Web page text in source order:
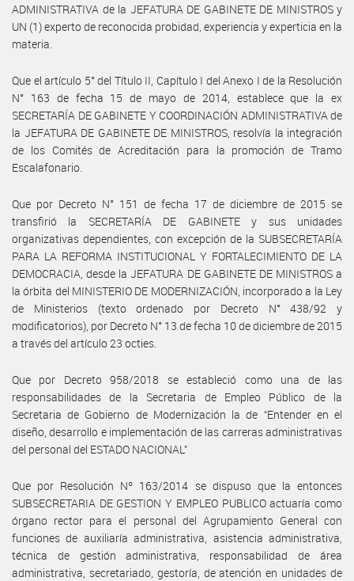
ADMINISTRATIVA de la JEFATURA DE GABINETE DE MINISTROS y
UN (1) experto de reconocida probidad, experiencia y experticia en la
materia.
Que el artículo 5° del Título II, Capítulo I del Anexo I de la Resolución
N° 163 de fecha 15 de mayo de 2014, establece que la ex
SECRETARÍA DE GABINETE Y COORDINACIÓN ADMINISTRATIVA de
la JEFATURA DE GABINETE DE MINISTROS, resolvía la integración
de los Comités de Acreditación para la promoción de Tramo
Escalafonario.
Que por Decreto N° 151 de fecha 17 de diciembre de 2015 se
transfirió la SECRETARÍA DE GABINETE y sus unidades
organizativas dependientes, con excepción de la SUBSECRETARÍA
PARA LA REFORMA INSTITUCIONAL Y FORTALECIMIENTO DE LA
DEMOCRACIA, desde la JEFATURA DE GABINETE DE MINISTROS a
la órbita del MINISTERIO DE MODERNIZACIÓN, incorporado a la Ley
de Ministerios (texto ordenado por Decreto N° 438/92 y
modificatorios), por Decreto N° 13 de fecha 10 de diciembre de 2015
a través del artículo 23 octies.
Que por Decreto 958/2018 se estableció como una de las
responsabilidades de la Secretaria de Empleo Público de la
Secretaria de Gobierno de Modernización la de “Entender en el
diseño, desarrollo e implementación de las carreras administrativas
del personal del ESTADO NACIONAL”
Que por Resolución Nº 163/2014 se dispuso que la entonces
SUBSECRETARIA DE GESTION Y EMPLEO PUBLICO actuaría como
órgano rector para el personal del Agrupamiento General con
funciones de auxiliaría administrativa, asistencia administrativa,
técnica de gestión administrativa, responsabilidad de área
administrativa, secretariado, gestoría, de atención en unidades de